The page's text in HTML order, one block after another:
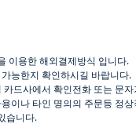
이용한해외결제방식 입니다.
가능한지 확인하시길 바랍니다.
카드사에서 확인전화 또는 문자
이나 타인 명의의 주문등 정상
습니다.